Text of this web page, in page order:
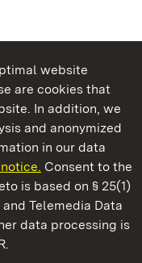
website
are cookies that
In addition, we
and anonymized
in our data
Consent to the
is based on § 25(1)
Telemedia Data
data processing is
Wuerttemberg